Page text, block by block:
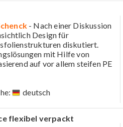
- Nach einer Diskussion
Design für
diskutiert.
mit Hilfe von
auf vor allem steifen PE
deutsch
flexibel verpackt